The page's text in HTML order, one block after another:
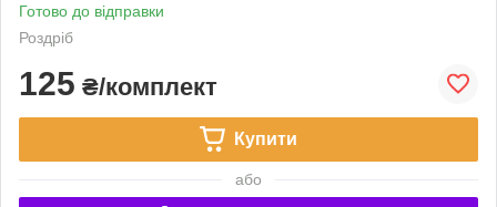
Готово до відправки
Роздріб
125 ₴/комплект
Купити
або